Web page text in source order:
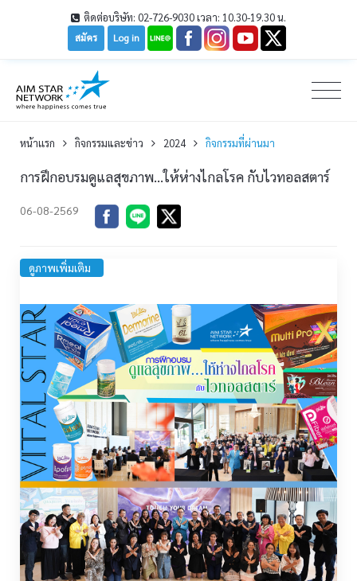
ติดต่อบริษัท: 02-726-9030 เวลา: 10.30-19.30 น.
Log in
สมัคร
หน้าเเรก กิจกรรมและข่าว 2024 กิจกรรมที่ผ่านมา
การฝึกอบรมดูแลสุขภาพ...ให้ห่างไกลโรค กับไวทอลสตาร์
06-08-2569
ดูภาพเพิ่มเติม